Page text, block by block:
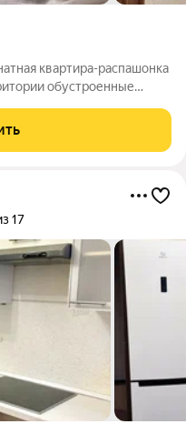
квартира-распашонка
обустроенные
Рядом находятся:
17